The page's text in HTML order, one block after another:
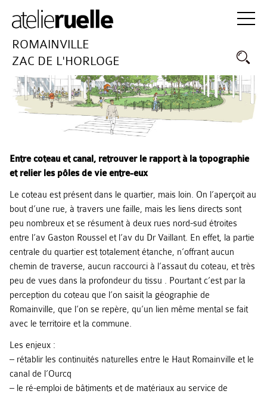
ROMAINVILLE
ZAC DE L'HORLOGE
Entre coteau et canal, retrouver le rapport à la topographie
et relier les pôles de vie entre-eux
Le coteau est présent dans le quartier, mais loin. On l’aperçoit au
bout d’une rue, à travers une faille, mais les liens directs sont
peu nombreux et se résument à deux rues nord-sud étroites
entre l’av Gaston Roussel et l’av du Dr Vaillant. En effet, la partie
centrale du quartier est totalement étanche, n’offrant aucun
chemin de traverse, aucun raccourci à l’assaut du coteau, et très
peu de vues dans la profondeur du tissu . Pourtant c’est par la
perception du coteau que l’on saisit la géographie de
Romainville, que l’on se repère, qu’un lien même mental se fait
avec le territoire et la commune.
Les enjeux :
– rétablir les continuités naturelles entre le Haut Romainville et le
canal de l’Ourcq
– le ré-emploi de bâtiments et de matériaux au service de